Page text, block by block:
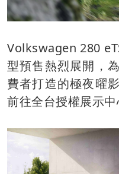
Volkswagen 280
型預售熱烈展開，
費者打造的極夜曜
前往全台授權展示中